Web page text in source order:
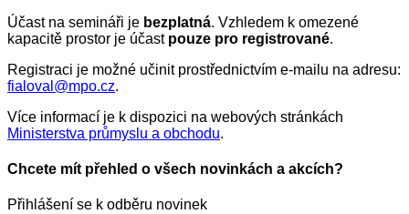
Účast na semináři je bezplatná. Vzhledem k omezené
kapacitě prostor je účast pouze pro registrované.
Registraci je možné učinit prostřednictvím e-mailu na adresu:
fialoval@mpo.cz.
Více informací je k dispozici na webových stránkách
Ministerstva průmyslu a obchodu.
Chcete mít přehled o všech novinkách a akcích?
Přihlášení se k odběru novinek